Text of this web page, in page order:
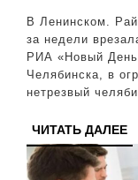
В Ленинском.
за недели
РИА «Новый
Челябинска, в
нетрезвый
ЧИТАТЬ ДАЛЕЕ